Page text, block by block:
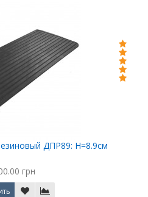
ДПР89: Н=8.9см
грн